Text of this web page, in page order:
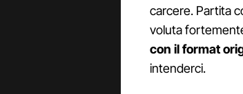
carcere. Partita
voluta
con il format
intenderci.